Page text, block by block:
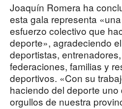
Joaquín Romera ha
esta gala representa
esfuerzo colectivo que
deporte», agradeciendo
deportistas,
federaciones, familias y
deportivos. «Con su
haciendo del deporte uno
orgullos de nuestra